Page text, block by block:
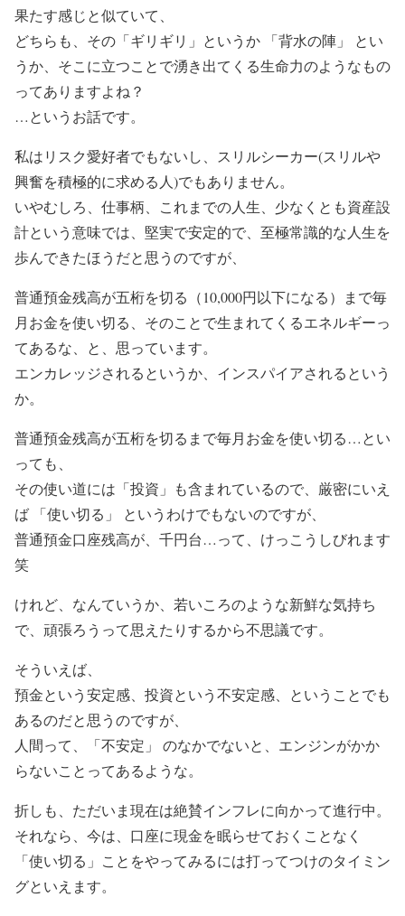
果たす感じと似ていて、
どちらも、その「ギリギリ」というか 「背水の陣」 とい
うか、そこに立つことで湧き出てくる生命力のようなもの
ってありますよね？
…というお話です。
私はリスク愛好者でもないし、スリルシーカー(スリルや
興奮を積極的に求める人)でもありません。
いやむしろ、仕事柄、これまでの人生、少なくとも資産設
計という意味では、堅実で安定的で、至極常識的な人生を
歩んできたほうだと思うのですが、
普通預金残高が五桁を切る（10,000円以下になる）まで毎
月お金を使い切る、そのことで生まれてくるエネルギーっ
てあるな、と、思っています。
エンカレッジされるというか、インスパイアされるという
か。
普通預金残高が五桁を切るまで毎月お金を使い切る…とい
っても、
その使い道には「投資」も含まれているので、厳密にいえ
ば 「使い切る」 というわけでもないのですが、
普通預金口座残高が、千円台…って、けっこうしびれます
笑
けれど、なんていうか、若いころのような新鮮な気持ち
で、頑張ろうって思えたりするから不思議です。
そういえば、
預金という安定感、投資という不安定感、ということでも
あるのだと思うのですが、
人間って、「不安定」 のなかでないと、エンジンがかか
らないことってあるような。
折しも、ただいま現在は絶賛インフレに向かって進行中。
それなら、今は、口座に現金を眠らせておくことなく
「使い切る」ことをやってみるには打ってつけのタイミン
グといえます。